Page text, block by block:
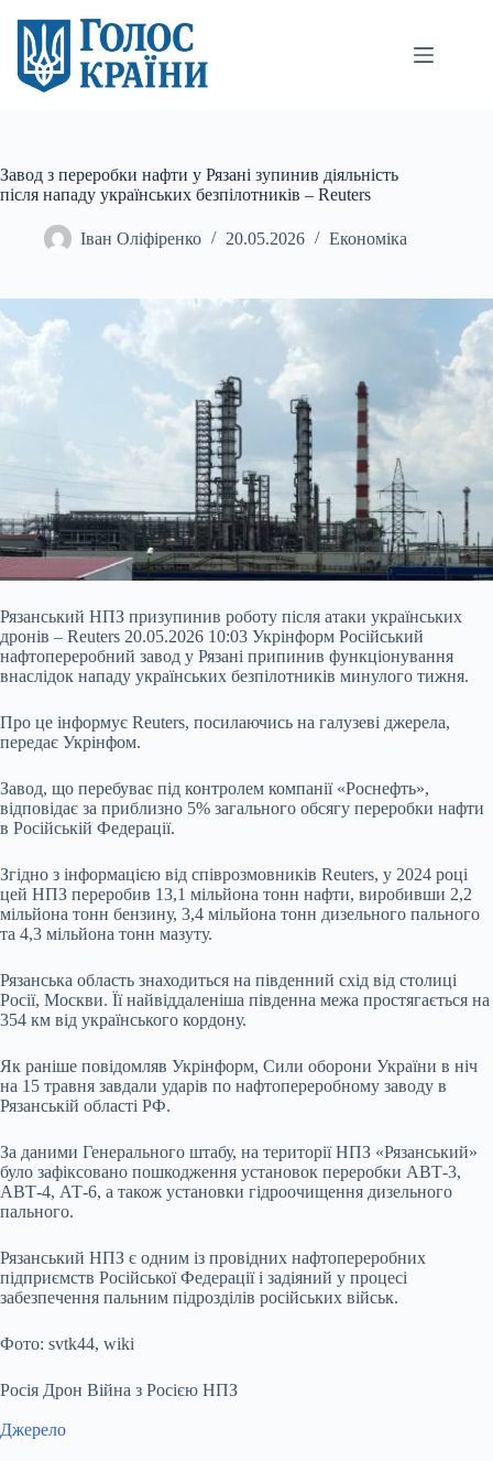
вмісту
Завод з переробки нафти у Рязані зупинив діяльність
після нападу українських безпілотників – Reuters
Іван Оліфіренко 20.05.2026 Економіка
Рязанський НПЗ призупинив роботу після атаки українських
дронів – Reuters 20.05.2026 10:03 Укрінформ Російський
нафтопереробний завод у Рязані припинив функціонування
внаслідок нападу українських безпілотників минулого тижня.
Про це інформує Reuters, посилаючись на галузеві джерела,
передає Укрінфом.
Завод, що перебуває під контролем компанії «Роснефть»,
відповідає за приблизно 5% загального обсягу переробки нафти
в Російській Федерації.
Згідно з інформацією від співрозмовників Reuters, у 2024 році
цей НПЗ переробив 13,1 мільйона тонн нафти, виробивши 2,2
мільйона тонн бензину, 3,4 мільйона тонн дизельного пального
та 4,3 мільйона тонн мазуту.
Рязанська область знаходиться на південний схід від столиці
Росії, Москви. Її найвіддаленіша південна межа простягається на
354 км від українського кордону.
Як раніше повідомляв Укрінформ, Сили оборони України в ніч
на 15 травня завдали ударів по нафтопереробному заводу в
Рязанській області РФ.
За даними Генерального штабу, на території НПЗ «Рязанський»
було зафіксовано пошкодження установок переробки АВТ-3,
АВТ-4, АТ-6, а також установки гідроочищення дизельного
пального.
Рязанський НПЗ є одним із провідних нафтопереробних
підприємств Російської Федерації і задіяний у процесі
забезпечення пальним підрозділів російських військ.
Фото: svtk44, wiki
Росія Дрон Війна з Росією НПЗ
Джерело